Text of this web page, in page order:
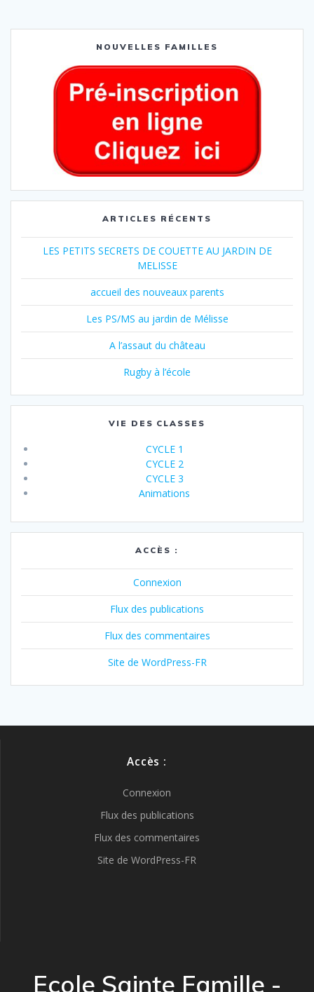
NOUVELLES FAMILLES
ARTICLES RÉCENTS
LES PETITS SECRETS DE COUETTE AU JARDIN DE
MELISSE
accueil des nouveaux parents
Les PS/MS au jardin de Mélisse
A l’assaut du château
Rugby à l’école
VIE DES CLASSES
CYCLE 1
CYCLE 2
CYCLE 3
Animations
ACCÈS :
Connexion
Flux des publications
Flux des commentaires
Site de WordPress-FR
Accès :
Connexion
Flux des publications
Flux des commentaires
Site de WordPress-FR
Ecole Sainte Famille -